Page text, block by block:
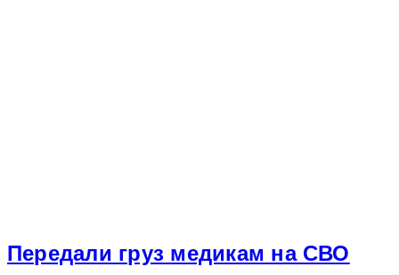
Передали груз медикам на СВО